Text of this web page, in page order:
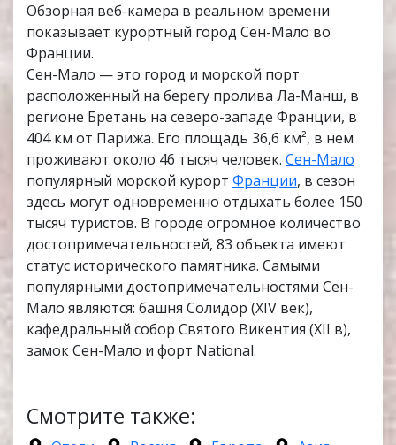
Обзорная веб-камера в реальном времени
показывает курортный город Сен-Мало во
Франции.
Сен-Мало — это город и морской порт
расположенный на берегу пролива Ла-Манш, в
регионе Бретань на северо-западе Франции, в
404 км от Парижа. Его площадь 36,6 км², в нем
проживают около 46 тысяч человек. Сен-Мало
популярный морской курорт Франции, в сезон
здесь могут одновременно отдыхать более 150
тысяч туристов. В городе огромное количество
достопримечательностей, 83 объекта имеют
статус исторического памятника. Самыми
популярными достопримечательностями Сен-
Мало являются: башня Солидор (XIV век),
кафедральный собор Святого Викентия (XII в),
замок Сен-Мало и форт National.
Смотрите также: